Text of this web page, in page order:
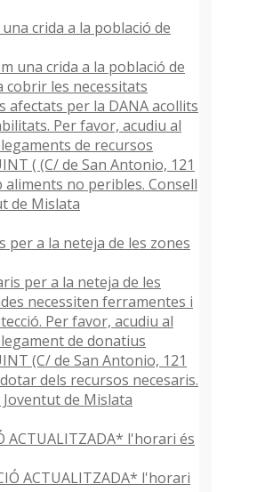
crida a la població de
per a la neteja de les zones
ACTUALITZADA* l'horari és